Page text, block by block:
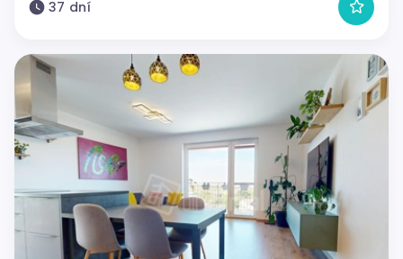
37 dní